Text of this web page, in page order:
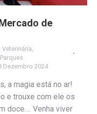
de
Parques
Dezembro 2024
a magia está no ar!
e trouxe com ele os
doce…. Venha viver